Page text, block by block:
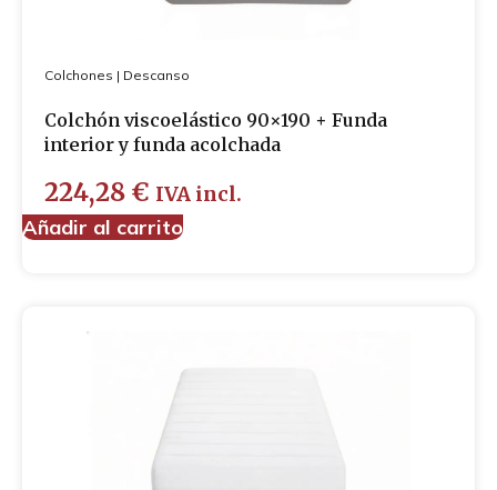
Colchones | Descanso
Colchón viscoelástico 90×190 + Funda
interior y funda acolchada
224,28 € IVA incl.
Añadir al carrito